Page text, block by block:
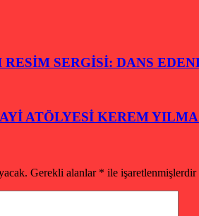
RESİM SERGİSİ: DANS
ATÖLYESİ KEREM
Gerekli alanlar * ile işaretlenmişlerdir